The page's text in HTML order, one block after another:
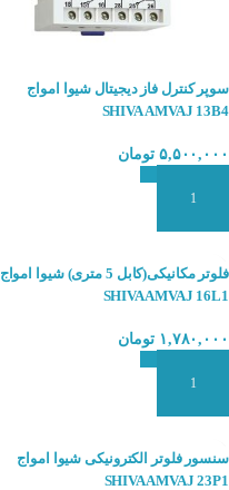
سوپر کنترل فاز دیجیتال شیوا امواج
SHIVA AMVAJ 13B4
۵,۵۰۰,۰۰۰ تومان
فلوتر مکانیکی(کابل 5 متری) شیوا امواج
SHIVAAMVAJ 16L1
۱,۷۸۰,۰۰۰ تومان
سنسور فلوتر الکترونیکی شیوا امواج
SHIVAAMVAJ 23P1